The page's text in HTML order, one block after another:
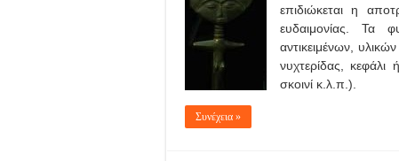
επιδιώκεται η
ευδαιμονίας. Τα
αντικειμένων,
νυχτερίδας,
σκοινί κ.λ.π.).
Συνέχεια »